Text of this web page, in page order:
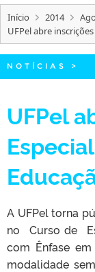
PORTARIAS
TELEFONES
Início 2014
UFPel abre
NOTÍCIAS >
UFPel
A UFPel torna
no Curso de
com Ênfase em
modalidade